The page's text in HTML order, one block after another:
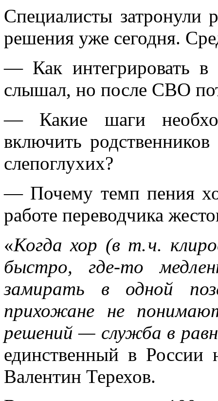
Специалисты затронули
решения уже сегодня.
— Как интегрировать
слышал, но после СВО
— Какие шаги
включить
слепоглухих?
— Почему темп пения
работе переводчика
«Когда хор (в т. ч.
быстро, где‑то
замирать в одной
прихожане не
решений — служба в
единственный в
Валентин Терехов.